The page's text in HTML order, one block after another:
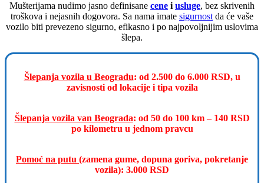
Mušterijama nudimo jasno definisane cene i usluge, bez skrivenih
troškova i nejasnih dogovora. Sa nama imate sigurnost da će vaše
vozilo biti prevezeno sigurno, efikasno i po najpovoljnijim uslovima
šlepa.
Šlepanja vozila u Beogradu: od 2.500 do 6.000 RSD, u
zavisnosti od lokacije i tipa vozila
Šlepanja vozila van Beograda: od 50 do 100 km – 140 RSD
po kilometru u jednom pravcu
Pomoć na putu (zamena gume, dopuna goriva, pokretanje
vozila): 3.000 RSD